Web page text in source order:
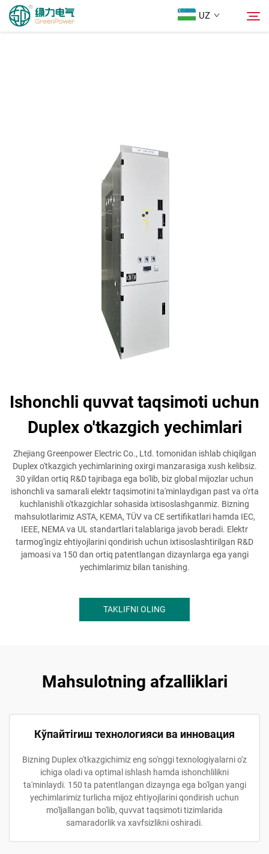
UZ
Ishonchli quvvat taqsimoti uchun
Duplex o'tkazgich yechimlari
Zhejiang Greenpower Electric Co., Ltd. tomonidan ishlab chiqilgan
Duplex o'tkazgich yechimlarining oxirgi manzarasiga xush kelibsiz.
30 yildan ortiq R&D tajribaga ega bo'lib, biz global mijozlar uchun
ishonchli va samarali elektr taqsimotini ta'minlaydigan past va o'rta
kuchlanishli o'tkazgichlar sohasida ixtisoslashganmiz. Bizning
mahsulotlarimiz ASTA, KEMA, TÜV va CE sertifikatlari hamda IEC,
IEEE, NEMA va UL standartlari talablariga javob beradi. Elektr
tarmog'ingiz ehtiyojlarini qondirish uchun ixtisoslashtirilgan R&D
jamoasi va 150 dan ortiq patentlangan dizaynlarga ega yangi
yechimlarimiz bilan tanishing.
TAKLIFNI OLING
Mahsulotning afzalliklari
Кўпайтirиш технологияси ва инновация
Bizning Duplex o'tkazgichimiz eng so'nggi texnologiyalarni o'z
ichiga oladi va optimal ishlash hamda ishonchlilikni
ta'minlaydi. 150 ta patentlangan dizaynga ega bo'lgan yangi
yechimlarimiz turlicha mijoz ehtiyojlarini qondirish uchun
mo'ljallangan bo'lib, quvvat taqsimoti tizimlarida
samaradorlik va xavfsizlikni oshiradi.